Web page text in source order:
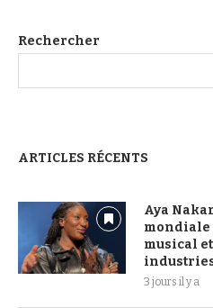
Rechercher
ARTICLES RÉCENTS
Aya
mondiale
musical
3 jours il y a